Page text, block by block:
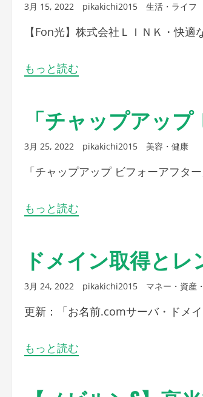
3月 15, 2022 pikakichi2015 生活・ライフ
【Fon光】株式会社ＬＩＮＫ・快
もっと読む
「チャップアッ
3月 25, 2022 pikakichi2015 美容・健康
「チャップアップ ビフォーアフタ
もっと読む
ドメイン取得と
3月 24, 2022 pikakichi2015 マネー・資産
更新：「お名前.comサーバ・ドメイ
もっと読む